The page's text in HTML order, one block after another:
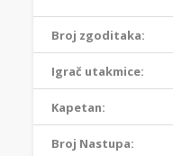
Broj zgoditaka:
Igrač utakmice:
Kapetan:
Broj Nastupa: